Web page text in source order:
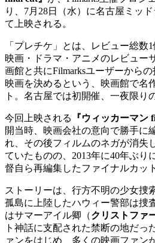
り、7月28日（水）に名古屋ミッ
て上映される。
「プレチケ」とは、レビュー総数
映画・ドラマ・アニメのレビュー
画館と共にFilmarksユーザーから
映画を決めるという、映画館で名
ト。名古屋では初開催、一夜限り
今回上映される 『ウィッカーマン
開当時、映画会社の意向で勝手に
れ、その後フィルムのネガが消失
ていたものの、2013年に40年ぶり
督自ら再編集したファイナルカッ
ストーリーは、行方不明の少女捜
孤島に上陸したハウィー警部は捜
はサマーアイル卿（クリストファ
ト神話に支配された禁断の地だっ
ァンをはじめ、多くの映画ファン